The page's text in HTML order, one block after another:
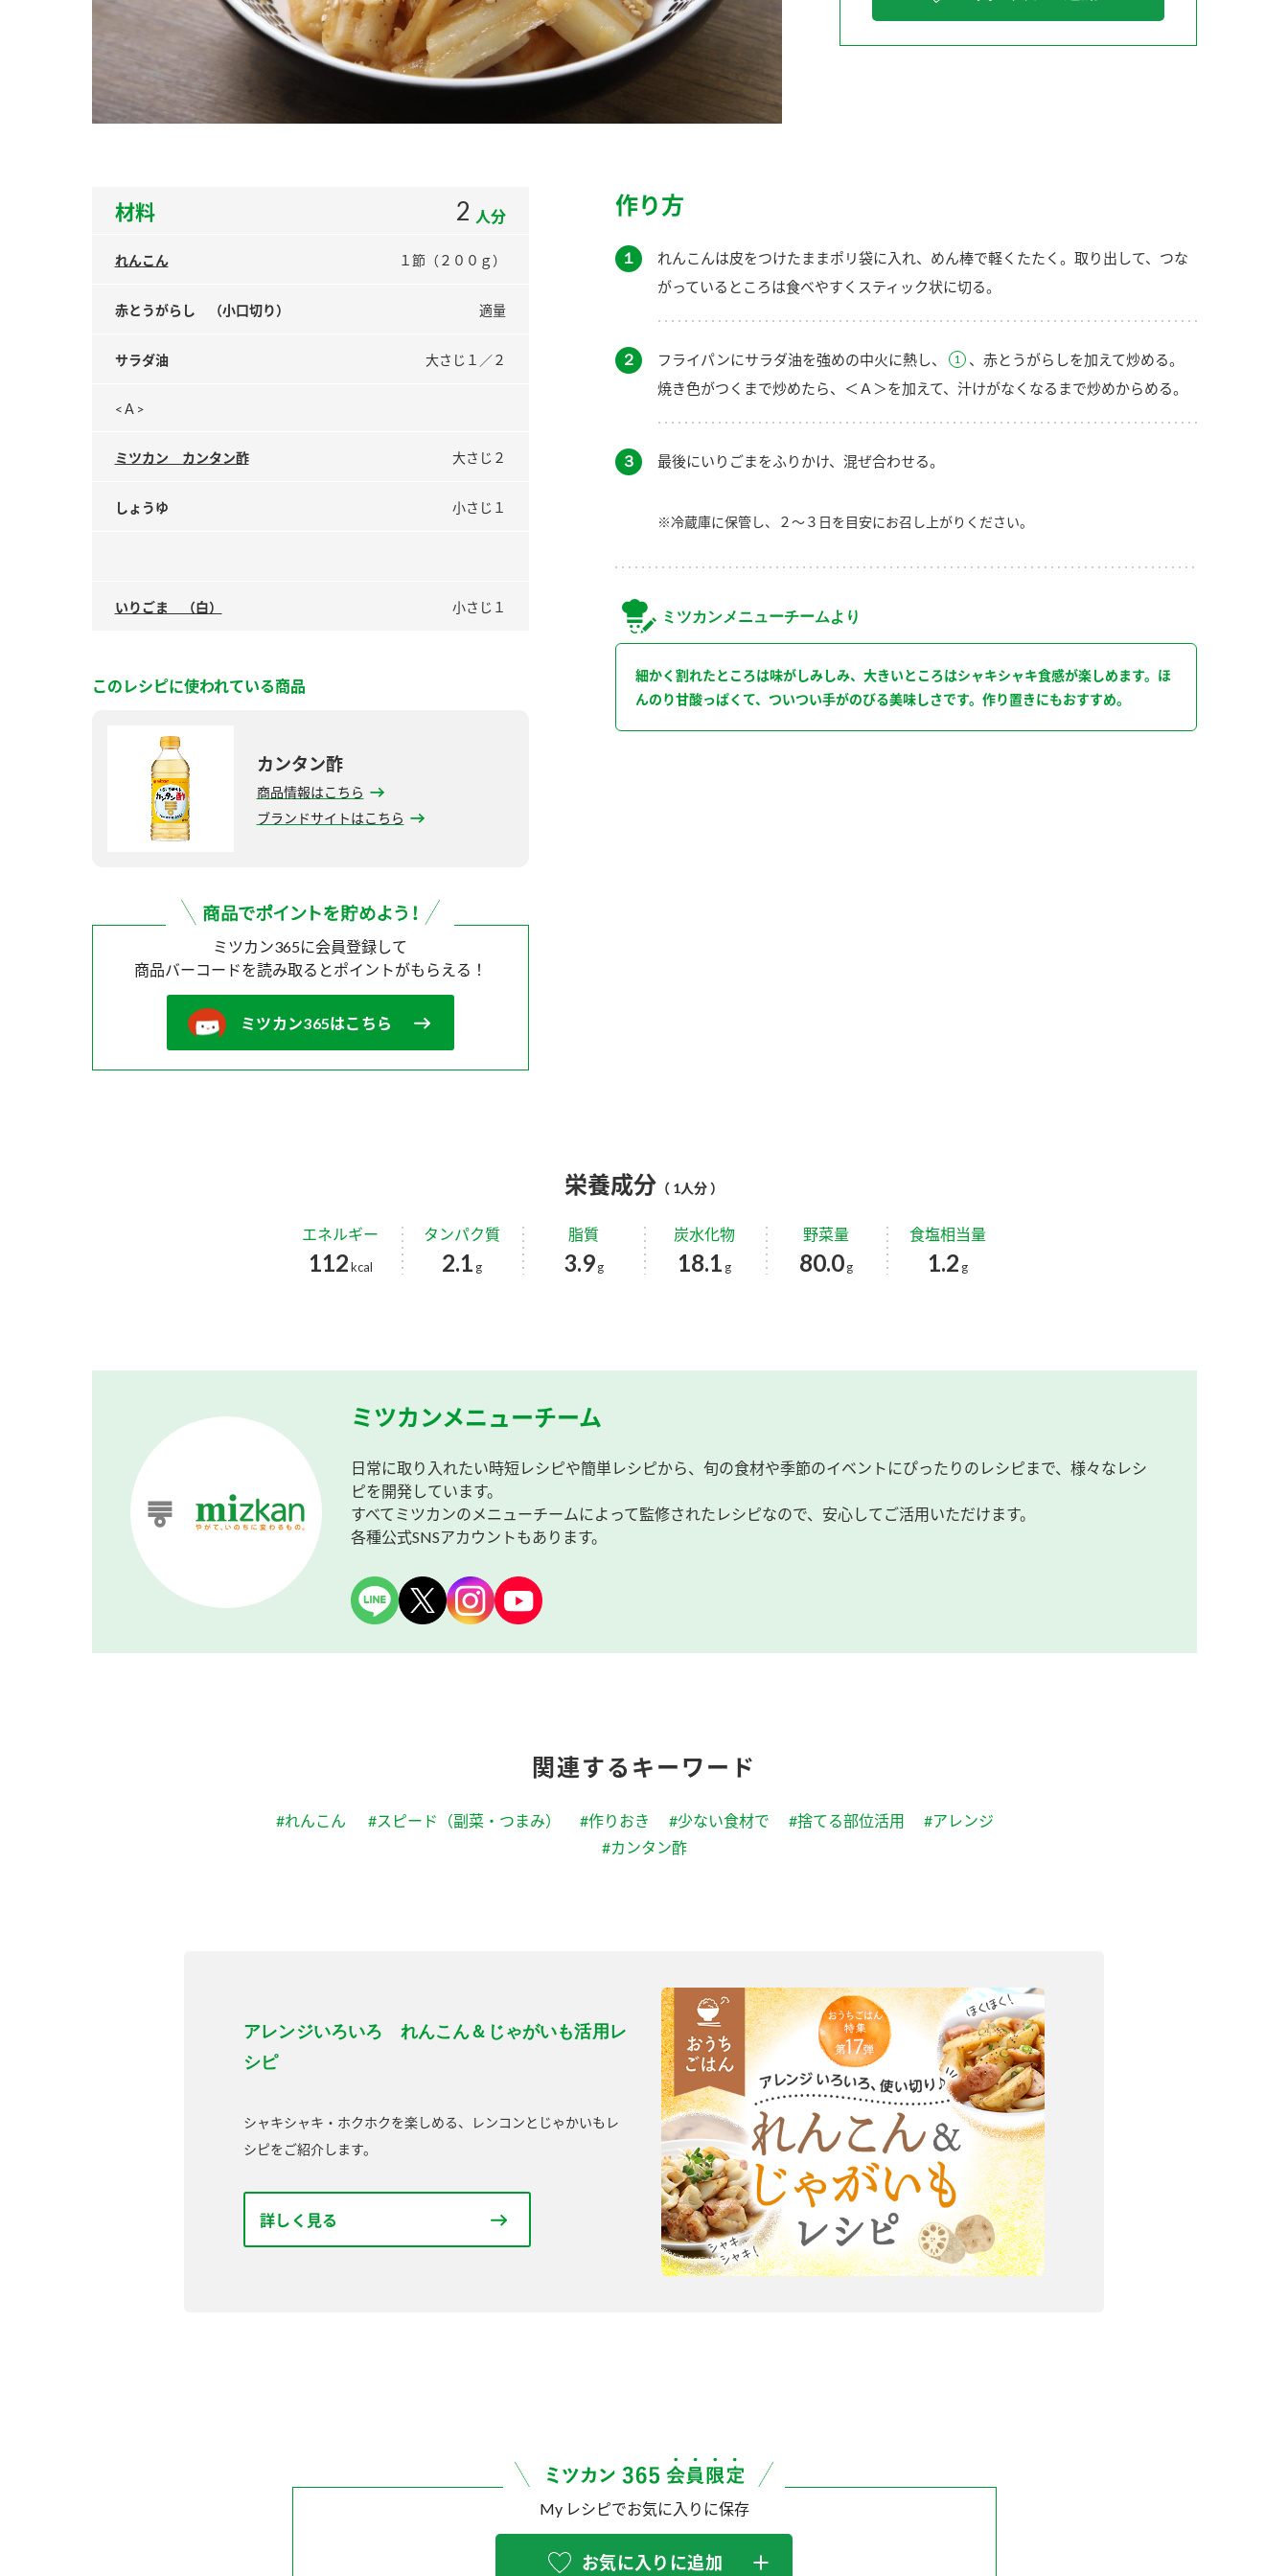
材料 2 人分
れんこん １節（２００ｇ）
赤とうがらし （小口切り） 適量
サラダ油 大さじ１／２
<Ａ>
ミツカン カンタン酢 大さじ２
しょうゆ 小さじ１
いりごま （白） 小さじ１
このレシピに使われている商品
カンタン酢
商品情報はこちら
ブランドサイトはこちら
ミツカン365に会員登録して
商品バーコードを読み取ると ポイントがもらえる！
ミツカン365はこちら
作り方
１
れんこんは皮をつけたままポリ袋に入れ、めん棒で軽くたたく。取り出して、つな
がっているところは食べやすくスティック状に切る。
２ フライパンにサラダ油を強めの中火に熱し、
、赤とうがらしを加えて炒める。
焼き色がつくまで炒めたら、＜Ａ＞を加えて、汁けがなくなるまで炒めからめる。
３ 最後にいりごまをふりかけ、混ぜ合わせる。
※冷蔵庫に保管し、２～３日を目安にお召し上がりください。
ミツカンメニューチームより
細かく割れたところは味がしみしみ、大きいところはシャキシャキ食感が楽しめます。ほ
んのり甘酸っぱくて、ついつい手がのびる美味しさです。作り置きにもおすすめ。
栄養成分 （ 1人分 ）
エネルギー
112kcal
タンパク質
2.1 g
脂質
3.9 g
炭水化物
18.1 g
野菜量
80.0g
食塩相当量
1.2 g
ミツカンメニューチーム
日常に取り入れたい時短レシピや簡単レシピから、旬の食材や季節のイベントにぴったりのレシピまで、様々なレシ
ピを開発しています。
すべてミツカンのメニューチームによって監修されたレシピなので、安心してご活用いただけます。
各種公式SNSアカウントもあります。
関連するキーワード
#れんこん #スピード（副菜・つまみ） #作りおき #少ない食材で #捨てる部位活用
#アレンジ
#カンタン酢
アレンジいろいろ れんこん＆じゃがいも活用レ
シピ
シャキシャキ・ホクホクを楽しめる、レンコンとじゃかいもレ
シピをご紹介します。
詳しく見る
My レシピでお気に入りに保存
お気に入りに追加